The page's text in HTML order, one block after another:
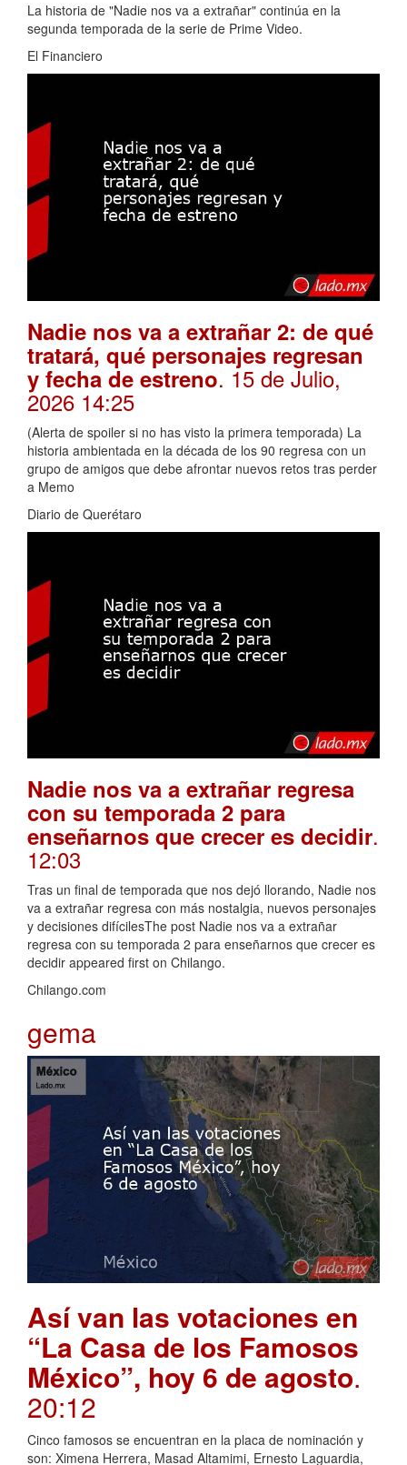
La historia de "Nadie nos va a extrañar" continúa en la
segunda temporada de la serie de Prime Video.
El Financiero
Nadie nos va a extrañar 2: de qué
tratará, qué personajes regresan
y fecha de estreno. 15 de Julio,
2026 14:25
(Alerta de spoiler si no has visto la primera temporada) La
historia ambientada en la década de los 90 regresa con un
grupo de amigos que debe afrontar nuevos retos tras perder
a Memo
Diario de Querétaro
Nadie nos va a extrañar regresa
con su temporada 2 para
enseñarnos que crecer es decidir.
12:03
Tras un final de temporada que nos dejó llorando, Nadie nos
va a extrañar regresa con más nostalgia, nuevos personajes
y decisiones difícilesThe post Nadie nos va a extrañar
regresa con su temporada 2 para enseñarnos que crecer es
decidir appeared first on Chilango.
Chilango.com
gema
Así van las votaciones en
“La Casa de los Famosos
México”, hoy 6 de agosto.
20:12
Cinco famosos se encuentran en la placa de nominación y
son: Ximena Herrera, Masad Altamimi, Ernesto Laguardia,